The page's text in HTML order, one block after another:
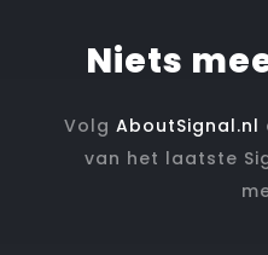
Niets
VolgAboutSignal.nl
van het laatste